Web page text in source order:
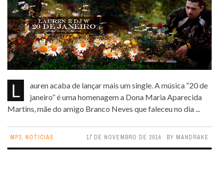
Lauren acaba de lançar mais um single. A música “20 de
janeiro” é uma homenagem a Dona Maria Aparecida
Martins, mãe do amigo Branco Neves que faleceu no dia ...
MP3, NOTICIAS 17 DE NOVEMBRO DE 2014 BY MANDRAKE